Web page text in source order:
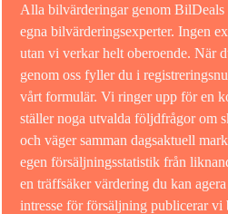
Alla bilvärderingar genom BilDeals
egna bilvärderingsexperter. Ingen
utan vi verkar helt oberoende. När
genom oss fyller du i
vårt formulär. Vi ringer upp för en
ställer noga utvalda följdfrågor om
och väger samman dagsaktuell
egen försäljningsstatistik från
en träffsäker värdering du kan
intresse för försäljning publicerar vi